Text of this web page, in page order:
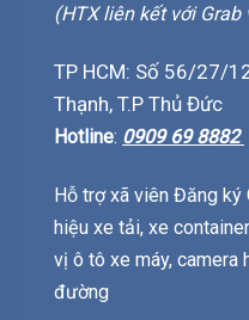
(HTX liên kết với Grab
TP HCM: Số 56/27/
Thạnh, T.P Thủ Đức
Hotline: 0909 69 8882
Hỗ trợ xã viên Đăng ký
hiệu xe tải, xe
vị ô tô xe máy, camera
đường